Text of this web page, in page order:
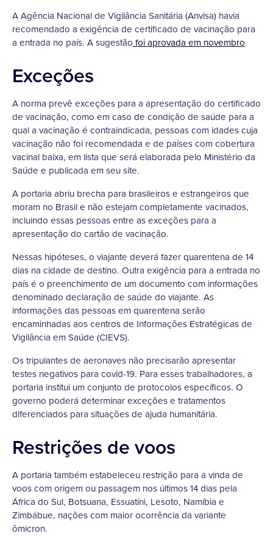
A Agência Nacional de Vigilância Sanitária (Anvisa) havia
recomendado a exigência de certificado de vacinação para
a entrada no país. A sugestão foi aprovada em novembro.
Exceções
A norma prevê exceções para a apresentação do certificado
de vacinação, como em caso de condição de saúde para a
qual a vacinação é contraindicada, pessoas com idades cuja
vacinação não foi recomendada e de países com cobertura
vacinal baixa, em lista que será elaborada pelo Ministério da
Saúde e publicada em seu site.
A portaria abriu brecha para brasileiros e estrangeiros que
moram no Brasil e não estejam completamente vacinados,
incluindo essas pessoas entre as exceções para a
apresentação do cartão de vacinação.
Nessas hipóteses, o viajante deverá fazer quarentena de 14
dias na cidade de destino. Outra exigência para a entrada no
país é o preenchimento de um documento com informações
denominado declaração de saúde do viajante. As
informações das pessoas em quarentena serão
encaminhadas aos centros de Informações Estratégicas de
Vigilância em Saúde (CIEVS).
Os tripulantes de aeronaves não precisarão apresentar
testes negativos para covid-19. Para esses trabalhadores, a
portaria institui um conjunto de protocolos específicos. O
governo poderá determinar exceções e tratamentos
diferenciados para situações de ajuda humanitária.
Restrições de voos
A portaria também estabeleceu restrição para a vinda de
voos com origem ou passagem nos últimos 14 dias pela
África do Sul, Botsuana, Essuatíni, Lesoto, Namíbia e
Zimbábue, nações com maior ocorrência da variante
ômicron.